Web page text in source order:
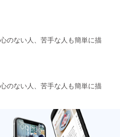
のない人、苦手な人も簡単に描
のない人、苦手な人も簡単に描